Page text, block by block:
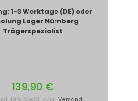
1-3 Werktage (DE) oder
Lager Nürnberg
Trägerspezialist
139,90 €
19% MwSt. zzgl. Versand